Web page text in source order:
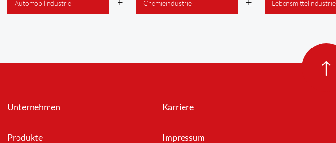
Automobilindustrie Chemieindustrie Lebensmittelindustrie
Unternehmen Karriere
Produkte Impressum